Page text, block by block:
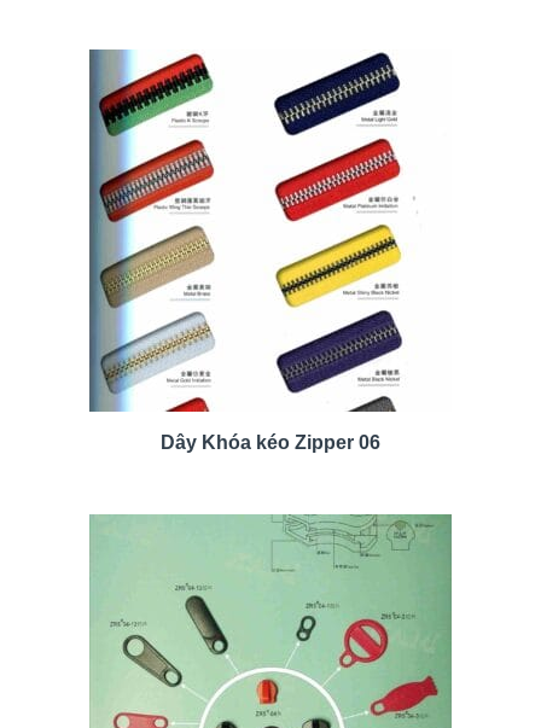
Dây Khóa kéo Zipper 06